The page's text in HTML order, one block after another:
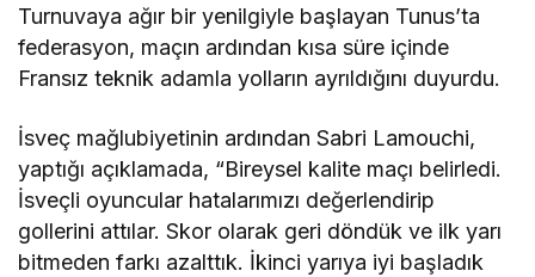
Turnuvaya ağır bir yenilgiyle başlayan Tunus’ta
federasyon, maçın ardından kısa süre içinde
Fransız teknik adamla yolların ayrıldığını duyurdu.
İsveç mağlubiyetinin ardından Sabri Lamouchi,
yaptığı açıklamada, “Bireysel kalite maçı belirledi.
İsveçli oyuncular hatalarımızı değerlendirip
gollerini attılar. Skor olarak geri döndük ve ilk yarı
bitmeden farkı azalttık. İkinci yarıya iyi başladık